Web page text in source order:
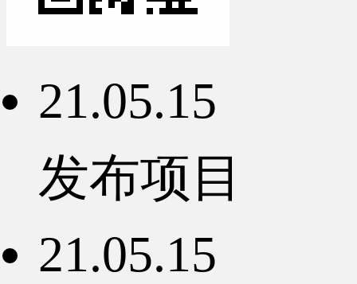
21.05.15
发布项目
21.05.15